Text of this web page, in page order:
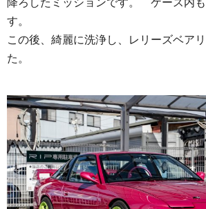
降ろしたミッションです。 ケース内も
す。
この後、綺麗に洗浄し、レリーズベア
た。